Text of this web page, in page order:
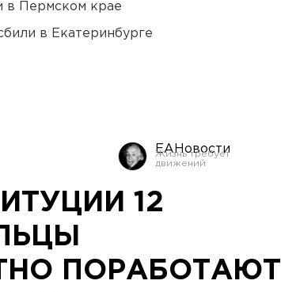
в Пермском крае
в Екатеринбурге
ЕАНовости
12
ПОРАБОТАЮТ